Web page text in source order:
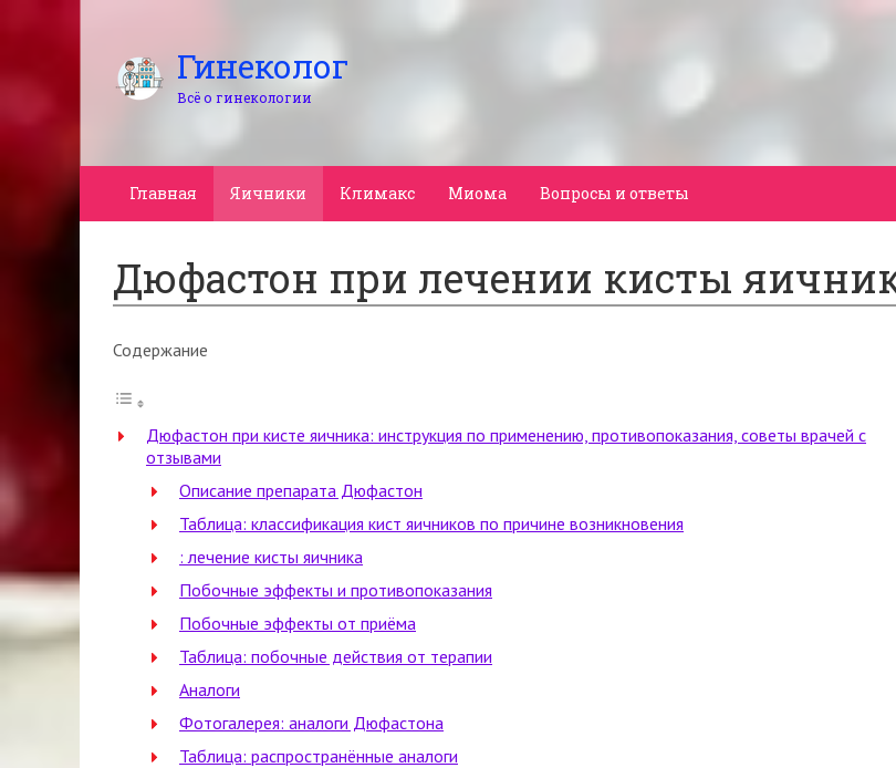
Гинеколог
Всё о гинекологии
Главная Яичники Климакс Миома Вопросы и ответы
Дюфастон при лечении кисты
Содержание
Дюфастон при кисте яичника: инструкция по применению, противопоказания, советы врачей с
отзывами
Описание препарата Дюфастон
Таблица: классификация кист яичников по причине возникновения
: лечение кисты яичника
Побочные эффекты и противопоказания
Побочные эффекты от приёма
Таблица: побочные действия от терапии
Аналоги
Фотогалерея: аналоги Дюфастона
Таблица: распространённые аналоги